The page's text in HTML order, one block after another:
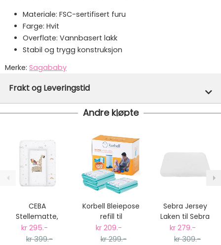
Materiale: FSC-sertifisert furu
Farge: Hvit
Overflate: Vannbasert lakk
Stabil og trygg konstruksjon
Merke: Sagababy
Frakt og Leveringstid
På lager hos oss - klar for utsendelse innen 24 timer
fraktprisen fra kr 79.-
Ekspressfrakt med Bring Express og Widerøe koster
fra kr 129 - og dersom dette er tilgjengelig på ditt
postnummer vil du få det som et alternativ i kassen.
Gjennomsnittlig leveringstid hos Mimmis er en til tre
Vi har fri retur ved bytte.
Andre kjøpte
CEBA
Stellematte,
Liten, 50x70cm
Giraffe
kr 295.-
kr 399.-
Korbell Bleiepose
refill til
Bleiebøtte, 3-
pack
kr 209.-
kr 299.-
Sebra Jersey
Laken til Sebra
Babyseng
kr 279.-
kr 309.-